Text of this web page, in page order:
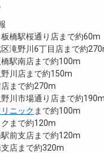
橋駅桜通り店まで約60m
滝野川6丁目店まで約
駅南店まで約100m
川店まで約150m
まで約270m
川市場通り店まで約190m
ニック まで約100m
まで約120m
前支店まで約120m
店まで約320m